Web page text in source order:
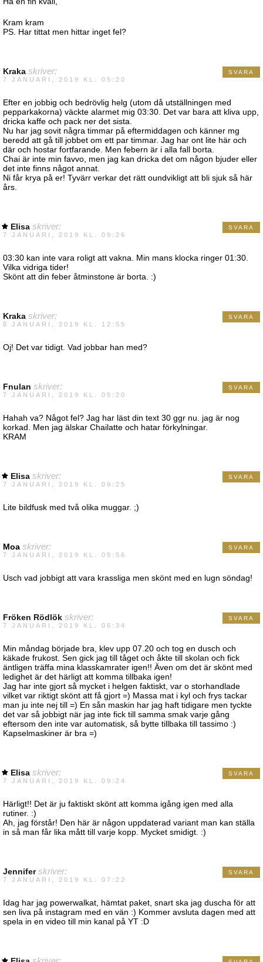
Kram kram
PS. Har tittat men hittar inget fel?
Kraka skriver:
7 JANUARI, 2019 KL. 05:20
Efter en jobbig och bedrövlig helg (utom då utställningen med
pepparkakorna) väckte alarmet mig 03:30. Det var bara att kliva upp,
dricka kaffe och pack ner det sista.
Nu har jag sovit några timmar på eftermiddagen och känner mg
beredd att gå till jobbet om ett par timmar. Jag har ont lite här och
där och hostar fortfarande. Men febern är i alla fall borta.
Chai är inte min favvo, men jag kan dricka det om någon bjuder eller
det inte finns något annat.
Ni får krya på er! Tyvärr verkar det rätt oundvikligt att bli sjuk så här
års.
SVARA
Elisa skriver:
7 JANUARI, 2019 KL. 09:26
03:30 kan inte vara roligt att vakna. Min mans klocka ringer 01:30.
Vilka vidriga tider!
Skönt att din feber åtminstone är borta. :)
SVARA
Kraka skriver:
8 JANUARI, 2019 KL. 12:55
Oj! Det var tidigt. Vad jobbar han med?
SVARA
Fnulan skriver:
7 JANUARI, 2019 KL. 05:20
Hahah va? Något fel? Jag har läst din text 30 ggr nu. jag är nog
korkad. Men jag älskar Chailatte och hatar förkylningar.
KRAM
SVARA
Elisa skriver:
7 JANUARI, 2019 KL. 09:25
Lite bildfusk med två olika muggar. ;)
SVARA
Moa skriver:
7 JANUARI, 2019 KL. 05:56
Usch vad jobbigt att vara krassliga men skönt med en lugn söndag!
SVARA
Fröken Rödlök skriver:
7 JANUARI, 2019 KL. 06:34
Min måndag började bra, klev upp 07.20 och tog en dusch och
käkade frukost. Sen gick jag till tåget och åkte till skolan och fick
äntligen träffa mina klasskamrater igen!! Även om det är skönt med
ledighet är det härligt att komma tillbaka igen!
Jag har inte gjort så mycket i helgen faktiskt, var o storhandlade
vilket var riktigt skönt att få gjort =) Massa mat i kyl och frys tackar
man ju inte nej till =) En sån maskin har jag haft tidigare men tyckte
det var så jobbigt när jag inte fick till samma smak varje gång
eftersom den inte var automatisk, så bytte tillbaka till tassimo :)
Kapselmaskiner är bra =)
SVARA
Elisa skriver:
7 JANUARI, 2019 KL. 09:24
Härligt!! Det är ju faktiskt skönt att komma igång igen med alla
rutiner. :)
Ah, jag förstår! Den här är någon uppdaterad variant man kan ställa
in så man får lika mått till varje kopp. Mycket smidigt. :)
SVARA
Jennifer skriver:
7 JANUARI, 2019 KL. 07:22
Idag har jag powerwalkat, hämtat paket, snart ska jag duscha för att
sen liva på instagram med en vän :) Kommer avsluta dagen med att
spela in en video till min kanal på YT :D
SVARA